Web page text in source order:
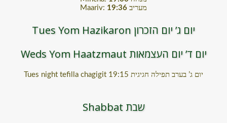
Maariv: 19:36 מעריב
Tues Yom Hazikaron יום ג’ יום הזכרון
Weds Yom Haatzmaut יום ד’ יום העצמאות
Tues night tefilla chagigit 19:15 יום ג’ בערב תפילה חגיגית
Shabbat שבת